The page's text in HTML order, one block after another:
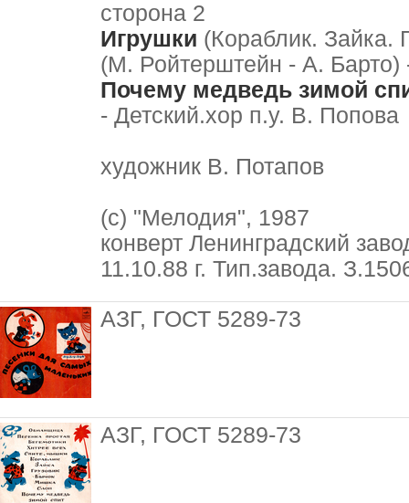
сторона 2
Игрушки (Кораблик. Зайка.
(М. Ройтерштейн - А. Барто)
Почему медведь зимой
- Детский.хор п.у. В. Попова
художник В. Потапов
(с) "Мелодия", 1987
конверт Ленинградский
11.10.88 г. Тип.завода.
АЗГ, ГОСТ 5289-73
АЗГ, ГОСТ 5289-73